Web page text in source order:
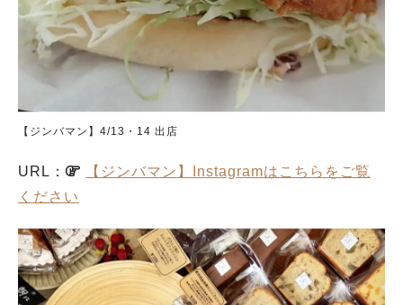
【ジンバマン】4/13・14 出店
URL：
【ジンバマン】Instagramはこちらをご覧
ください